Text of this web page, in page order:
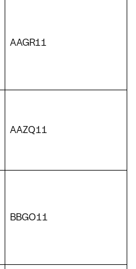
AAGR11
AAZQ11
BBGO11